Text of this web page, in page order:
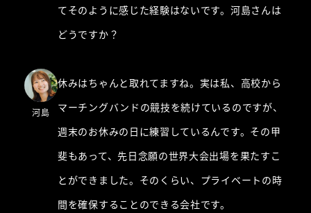
てそのように感じた経験はないです。河島さんは
どうですか？
河島
休みはちゃんと取れてますね。実は私、高校から
マーチングバンドの競技を続けているのですが、
週末のお休みの日に練習しているんです。その甲
斐もあって、先日念願の世界大会出場を果たすこ
とができました。そのくらい、プライベートの時
間を確保することのできる会社です。